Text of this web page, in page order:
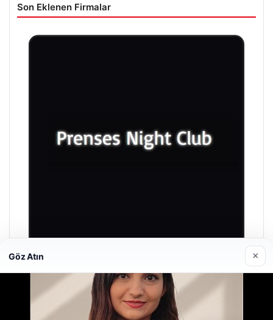
Son Eklenen Firmalar
Prenses Night Club
29/04/2026
Göz Atın ×